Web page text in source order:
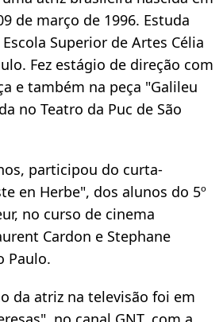
de março de 1996. Estuda
Superior de Artes Célia
Fez estágio de direção com
e também na peça "Galileu
no Teatro da Puc de São
participou do curta-
en Herbe", dos alunos do 5º
no curso de cinema
Cardon e Stephane
Paulo.
da atriz na televisão foi em